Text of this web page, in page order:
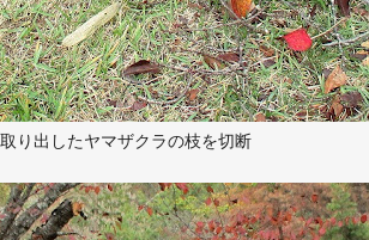
り出したヤマザクラの枝を切断